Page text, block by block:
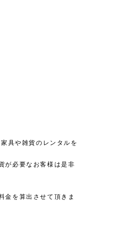
具や雑貨のレンタルを
が必要なお客様は是非
金を算出させて頂きま